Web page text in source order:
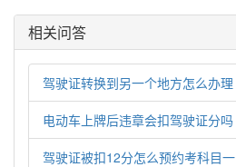
相关问答
驾驶证转换到另一个地方怎么办理
电动车上牌后违章会扣驾驶证分吗
驾驶证被扣12分怎么预约考科目一